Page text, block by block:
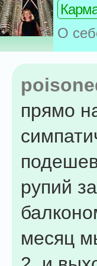
О
прямо
рупий
месяц